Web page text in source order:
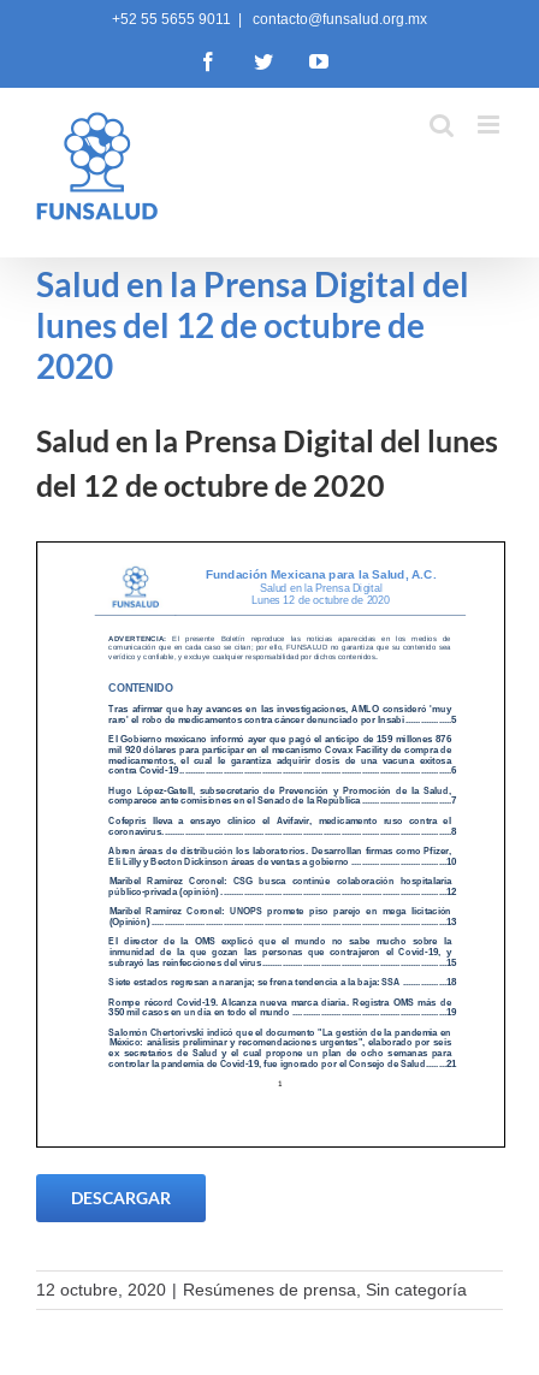
+52 55 5655 9011 contacto@funsalud.org.mx
FacebookTwitterYouTube
Salud en la Prensa Digital del
lunes del 12 de octubre de
2020
Salud en la Prensa Digital del lunes
del 12 de octubre de 2020
DESCARGAR
12 octubre, 2020 | Resúmenes de prensa, Sin categoría